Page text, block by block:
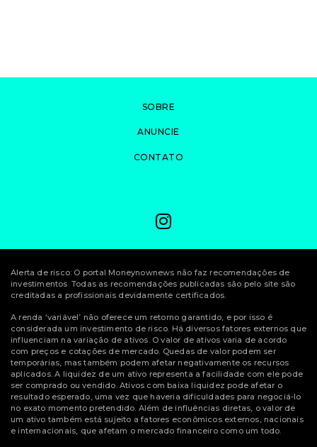
SOBRE
ANUNCIE
CONTATO
Alerta de risco: O portal Moneynownews não faz recomendações de
investimentos. Todas as recomendações publicadas são pelo site são
creditadas a profissionais devidamente certificados.
A renda ‘variável’ não oferece um retorno garantido, e por isso é
considerada um investimento de risco. Há diversos fatores externos que
influenciam na variação de ativos. O valor de ativos varia de acordo
com preços e cotações de mercado. Quedas de valor podem ser
temporárias, mas também podem afetar negativamente os recursos
aplicados. A liquidez de um ativo representa a facilidade com ele pode
ser comprado ou vendido. Ativos com baixa liquidez pode afetar o
resultado esperado, uma vez que haveria dificuldades para negociá-lo
no exato momento pretendido. Além de influências diretas, o valor de
um ativo também está sujeito a fatores econômicos externos, nacionais
e internacionais, que afetam o mercado financeiro como um todo.